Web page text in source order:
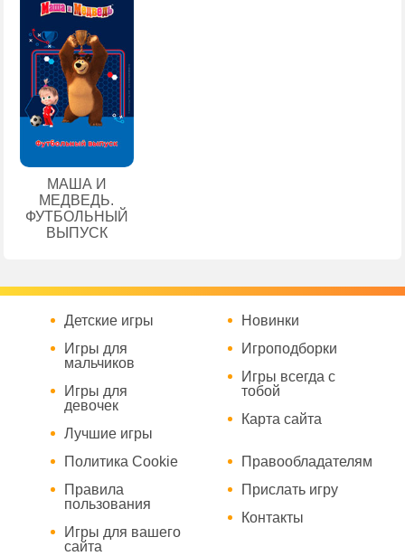
МАША И
МЕДВЕДЬ.
ФУТБОЛЬНЫЙ
ВЫПУСК
Детские игры
Игры для
мальчиков
Игры для
девочек
Лучшие игры
Новинки
Игроподборки
Игры всегда с
тобой
Карта сайта
Политика Cookie
Правила
пользования
Игры для вашего
сайта
Правообладателям
Прислать игру
Контакты